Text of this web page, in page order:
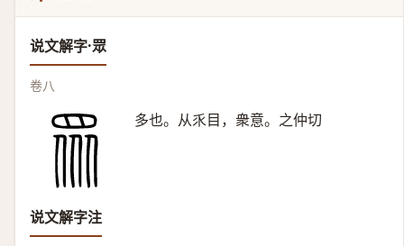
说文解字·眾
卷八
多也。从乑目，衆意。之仲切
说文解字注